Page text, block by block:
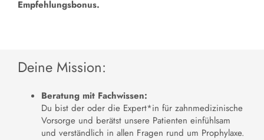
Empfehlungsbonus.
Deine Mission:
Beratung mit Fachwissen:
Du bist der oder die Expert*in für zahnmedizinische
Vorsorge und berätst unsere Patienten einfühlsam
und verständlich in allen Fragen rund um Prophylaxe.